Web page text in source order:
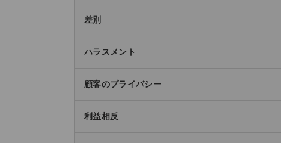
差別
ハラスメント
顧客のプライバシー
利益相反